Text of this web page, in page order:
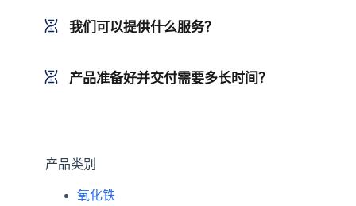
我们可以提供什么服务？
产品准备好并交付需要多长时间？
产品类别
氧化铁